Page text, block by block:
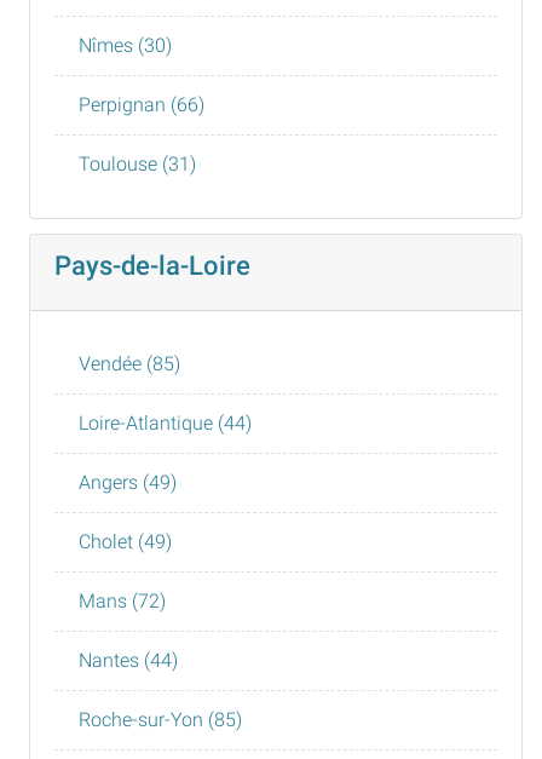
Nîmes (30)
Perpignan (66)
Toulouse (31)
Pays-de-la-Loire
Vendée (85)
Loire-Atlantique (44)
Angers (49)
Cholet (49)
Mans (72)
Nantes (44)
Roche-sur-Yon (85)